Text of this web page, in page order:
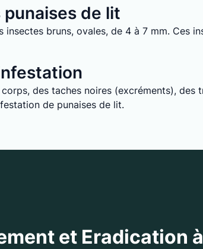
de lit
bruns, ovales, de 4 à 7 mm. Ces
des taches noires (excréments), des
de punaises de lit.
et Eradication